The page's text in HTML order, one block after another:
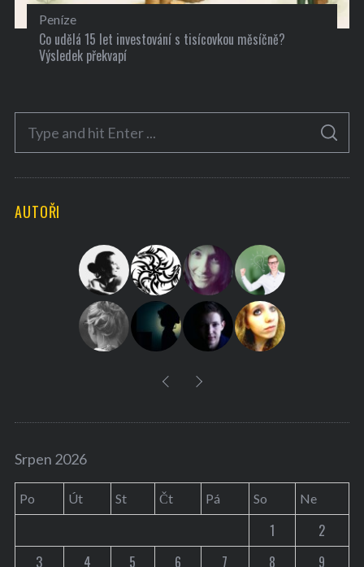
Peníze
Co udělá 15 let investování s tisícovkou měsíčně?
Výsledek překvapí
c
S
A
C
AUTOŘI
Srpen 2026
Po Út St Čt Pá So Ne
1
2
3
4 5 6 7 8 9